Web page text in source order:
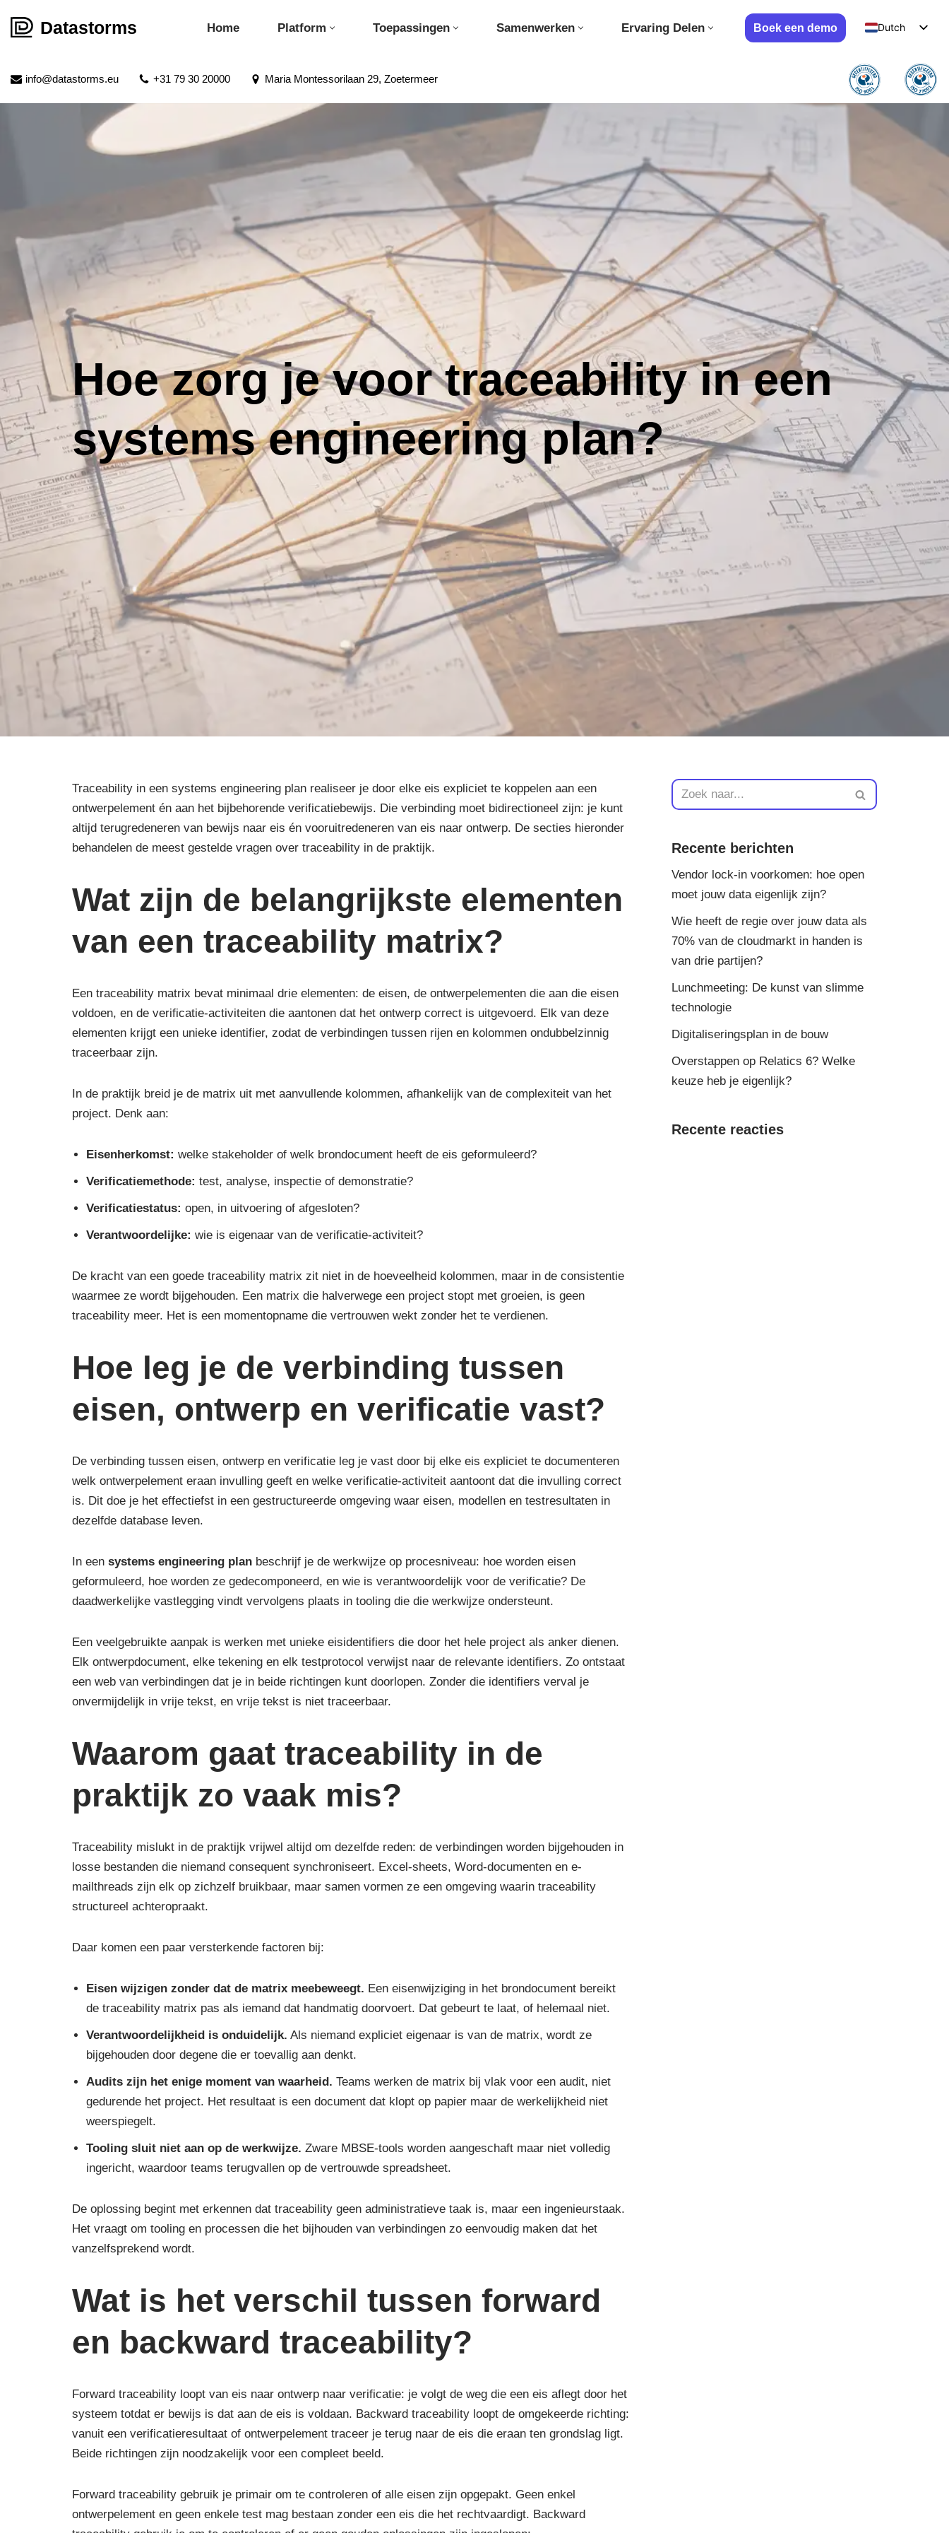
Meteen
de
Datastorms Home Platform Toepassingen Samenwerken Ervaring Delen Boek een demo
Dutch
English
info@datastorms.eu +31 79 30 20000 Maria Montessorilaan 29, Zoetermeer
Hoe zorg je voor traceability in een
systems engineering plan?
Traceability in een systems engineering plan realiseer je door elke eis expliciet te koppelen aan een
ontwerpelement én aan het bijbehorende verificatiebewijs. Die verbinding moet bidirectioneel zijn: je kunt
altijd terugredeneren van bewijs naar eis én vooruitredeneren van eis naar ontwerp. De secties hieronder
behandelen de meest gestelde vragen over traceability in de praktijk.
Wat zijn de belangrijkste elementen
van een traceability matrix?
Een traceability matrix bevat minimaal drie elementen: de eisen, de ontwerpelementen die aan die eisen
voldoen, en de verificatie-activiteiten die aantonen dat het ontwerp correct is uitgevoerd. Elk van deze
elementen krijgt een unieke identifier, zodat de verbindingen tussen rijen en kolommen ondubbelzinnig
traceerbaar zijn.
In de praktijk breid je de matrix uit met aanvullende kolommen, afhankelijk van de complexiteit van het
project. Denk aan:
Eisenherkomst: welke stakeholder of welk brondocument heeft de eis geformuleerd?
Verificatiemethode: test, analyse, inspectie of demonstratie?
Verificatiestatus: open, in uitvoering of afgesloten?
Verantwoordelijke: wie is eigenaar van de verificatie-activiteit?
De kracht van een goede traceability matrix zit niet in de hoeveelheid kolommen, maar in de consistentie
waarmee ze wordt bijgehouden. Een matrix die halverwege een project stopt met groeien, is geen
traceability meer. Het is een momentopname die vertrouwen wekt zonder het te verdienen.
Hoe leg je de verbinding tussen
eisen, ontwerp en verificatie vast?
De verbinding tussen eisen, ontwerp en verificatie leg je vast door bij elke eis expliciet te documenteren
welk ontwerpelement eraan invulling geeft en welke verificatie-activiteit aantoont dat die invulling correct
is. Dit doe je het effectiefst in een gestructureerde omgeving waar eisen, modellen en testresultaten in
dezelfde database leven.
In een systems engineering plan beschrijf je de werkwijze op procesniveau: hoe worden eisen
geformuleerd, hoe worden ze gedecomponeerd, en wie is verantwoordelijk voor de verificatie? De
daadwerkelijke vastlegging vindt vervolgens plaats in tooling die die werkwijze ondersteunt.
Een veelgebruikte aanpak is werken met unieke eisidentifiers die door het hele project als anker dienen.
Elk ontwerpdocument, elke tekening en elk testprotocol verwijst naar de relevante identifiers. Zo ontstaat
een web van verbindingen dat je in beide richtingen kunt doorlopen. Zonder die identifiers verval je
onvermijdelijk in vrije tekst, en vrije tekst is niet traceerbaar.
Waarom gaat traceability in de
praktijk zo vaak mis?
Traceability mislukt in de praktijk vrijwel altijd om dezelfde reden: de verbindingen worden bijgehouden in
losse bestanden die niemand consequent synchroniseert. Excel-sheets, Word-documenten en e-
mailthreads zijn elk op zichzelf bruikbaar, maar samen vormen ze een omgeving waarin traceability
structureel achteropraakt.
Daar komen een paar versterkende factoren bij:
Eisen wijzigen zonder dat de matrix meebeweegt. Een eisenwijziging in het brondocument bereikt
de traceability matrix pas als iemand dat handmatig doorvoert. Dat gebeurt te laat, of helemaal niet.
Verantwoordelijkheid is onduidelijk. Als niemand expliciet eigenaar is van de matrix, wordt ze
bijgehouden door degene die er toevallig aan denkt.
Audits zijn het enige moment van waarheid. Teams werken de matrix bij vlak voor een audit, niet
gedurende het project. Het resultaat is een document dat klopt op papier maar de werkelijkheid niet
weerspiegelt.
Tooling sluit niet aan op de werkwijze. Zware MBSE-tools worden aangeschaft maar niet volledig
ingericht, waardoor teams terugvallen op de vertrouwde spreadsheet.
De oplossing begint met erkennen dat traceability geen administratieve taak is, maar een ingenieurstaak.
Het vraagt om tooling en processen die het bijhouden van verbindingen zo eenvoudig maken dat het
vanzelfsprekend wordt.
Wat is het verschil tussen forward
en backward traceability?
Forward traceability loopt van eis naar ontwerp naar verificatie: je volgt de weg die een eis aflegt door het
systeem totdat er bewijs is dat aan de eis is voldaan. Backward traceability loopt de omgekeerde richting:
vanuit een verificatieresultaat of ontwerpelement traceer je terug naar de eis die eraan ten grondslag ligt.
Beide richtingen zijn noodzakelijk voor een compleet beeld.
Forward traceability gebruik je primair om te controleren of alle eisen zijn opgepakt. Geen enkel
ontwerpelement en geen enkele test mag bestaan zonder een eis die het rechtvaardigt. Backward
Recente berichten
Vendor lock-in voorkomen: hoe open
moet jouw data eigenlijk zijn?
Wie heeft de regie over jouw data als
70% van de cloudmarkt in handen is
van drie partijen?
Lunchmeeting: De kunst van slimme
technologie
Digitaliseringsplan in de bouw
Overstappen op Relatics 6? Welke
keuze heb je eigenlijk?
Recente reacties